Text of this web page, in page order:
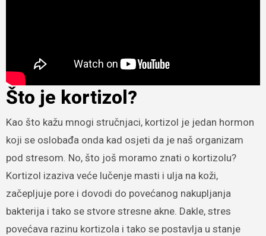
Što je kortizol?
Kao što kažu mnogi stručnjaci, kortizol je jedan hormon
koji se oslobađa onda kad osjeti da je naš organizam
pod stresom. No, što još moramo znati o kortizolu?
Kortizol izaziva veće lučenje masti i ulja na koži,
začepljuje pore i dovodi do povećanog nakupljanja
bakterija i tako se stvore stresne akne. Dakle, stres
povećava razinu kortizola i tako se postavlja u stanje